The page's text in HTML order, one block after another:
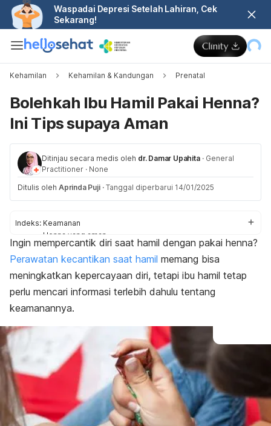
Waspadai Depresi Setelah Lahiran, Cek
Sekarang!
Kehamilan Kehamilan & Kandungan Prenatal
Bolehkah Ibu Hamil Pakai Henna?
Ini Tips supaya Aman
Ditinjau secara medis oleh dr. Damar Upahita · General
Practitioner · None
Ditulis oleh Aprinda Puji · Tanggal diperbarui 14/01/2025
Indeks: Keamanan
Henna yang aman
Tips
Kapan ke dokter
Ingin mempercantik diri saat hamil dengan pakai henna?
Perawatan kecantikan saat hamil memang bisa
meningkatkan kepercayaan diri, tetapi ibu hamil tetap
perlu mencari informasi terlebih dahulu tentang
keamanannya.